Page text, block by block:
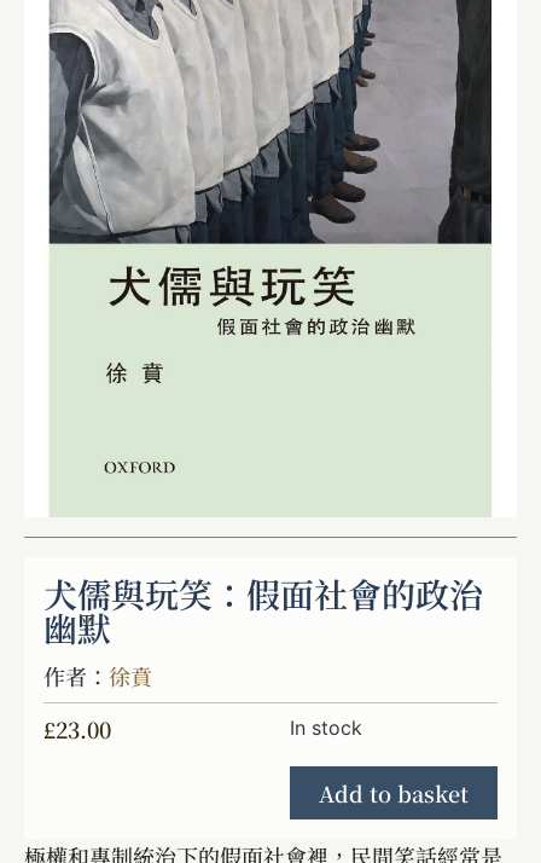
犬儒與玩笑：假面社會的政治
幽默
作者： 徐賁
£23.00 In stock
Add to basket
極權和專制統治下的假面社會裡，民間笑話經常是